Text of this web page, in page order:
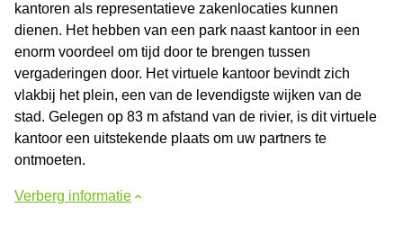
kantoren als representatieve zakenlocaties kunnen
dienen. Het hebben van een park naast kantoor in een
enorm voordeel om tijd door te brengen tussen
vergaderingen door. Het virtuele kantoor bevindt zich
vlakbij het plein, een van de levendigste wijken van de
stad. Gelegen op 83 m afstand van de rivier, is dit virtuele
kantoor een uitstekende plaats om uw partners te
ontmoeten.
Verberg informatie